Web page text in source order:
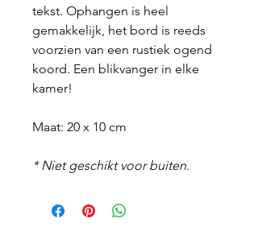
tekst. Ophangen is heel
gemakkelijk, het bord is reeds
voorzien van een rustiek ogend
koord. Een blikvanger in elke
kamer!
Maat: 20 x 10 cm
* Niet geschikt voor buiten.